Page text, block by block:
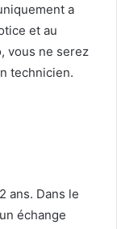
a
et au
vous ne serez
technicien.
ans. Dans le
échange